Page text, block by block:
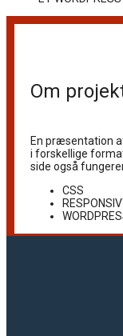
Om
En præsentation
i forskellige
side også
CSS